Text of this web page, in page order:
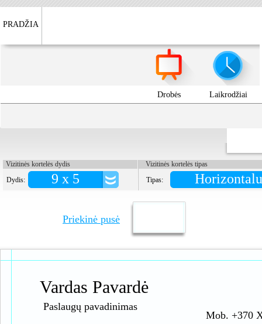
PRADŽIA
Drobės Laikrodžiai
Vizitinės kortelės dydis
Dydis:
9 x 5
Vizitinės kortelės tipas
Tipas:
Priekinė pusė
Vardas Pavardė
Paslaugų pavadinimas
Mob. +370